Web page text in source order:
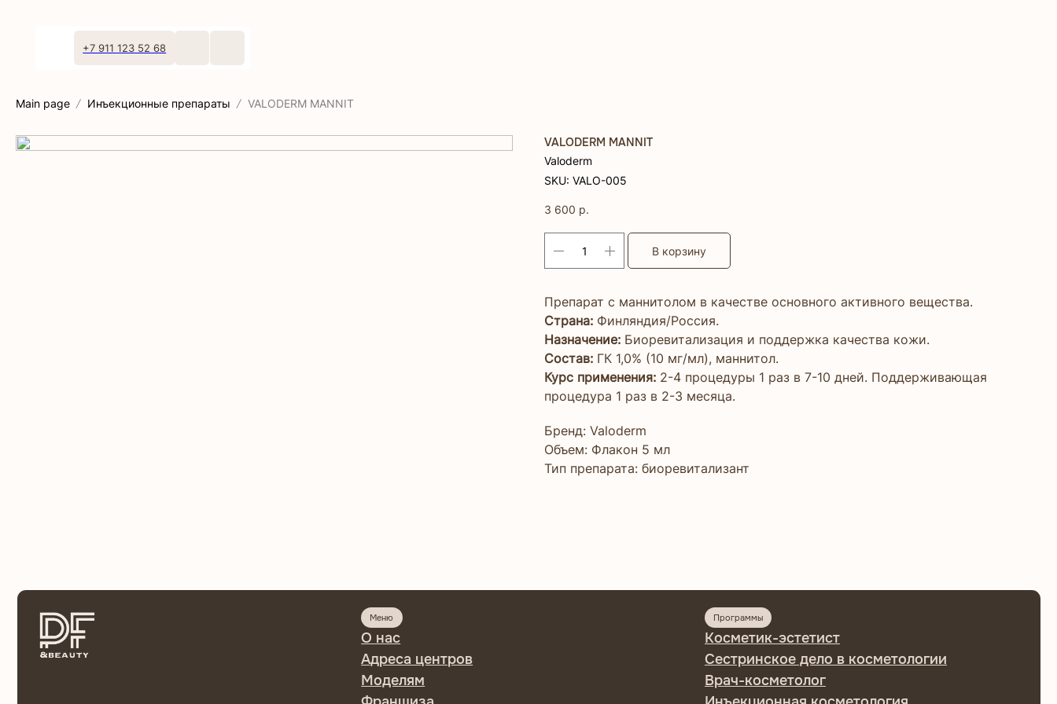
+7 911 123 52 68
Main page Инъекционные препараты VALODERM MANNIT
VALODERM MANNIT
Valoderm
SKU: VALO-005
3 600 р.
В корзину
Препарат с маннитолом в качестве основного активного вещества.
Страна: Финляндия/Россия.
Назначение: Биоревитализация и поддержка качества кожи.
Состав: ГК 1,0% (10 мг/мл), маннитол.
Курс применения: 2-4 процедуры 1 раз в 7-10 дней. Поддерживающая
процедура 1 раз в 2-3 месяца.
Бренд: Valoderm
Объем: Флакон 5 мл
Тип препарата: биоревитализант
Адреса центров
Моделям
Франшиза
Интернет-магазин
Клиника
Контакты
Сестринское дело в косметологии
Врач-косметолог
Инъекционная косметология
Онлайн курсы
Тренер по косметологии